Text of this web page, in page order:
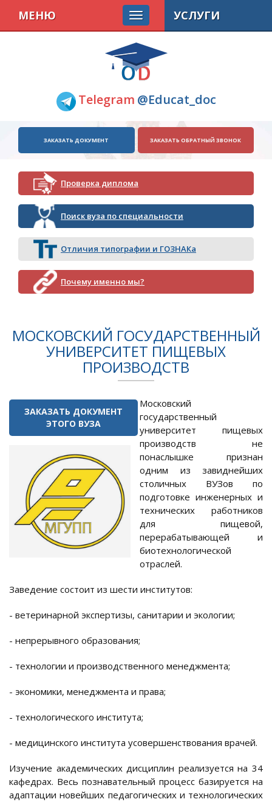
Telegram @Educat_doc
МЕНЮ
ЗАКАЗАТЬ ДОКУМЕНТ ЗАКАЗАТЬ ОБРАТНЫЙ ЗВОНОК
Проверка диплома
Поиск вуза по специальности
Отличия типографии и ГОЗНАКа
Почему именно мы?
УСЛУГИ
МОСКОВСКИЙ ГОСУДАРСТВЕННЫЙ
УНИВЕРСИТЕТ ПИЩЕВЫХ
ПРОИЗВОДСТВ
ЗАКАЗАТЬ ДОКУМЕНТ
ЭТОГО ВУЗА
Московский
государственный
университет пищевых
производств не
понаслышке признан
одним из завиднейших
столичных ВУЗов по
подготовке инженерных и
технических работников
для пищевой,
перерабатывающей и
биотехнологической
отраслей.
Заведение состоит из шести институтов:
- ветеринарной экспертизы, санитарии и экологии;
- непрерывного образования;
- технологии и производственного менеджмента;
- экономики, менеджмента и права;
- технологического института;
- медицинского института усовершенствования врачей.
Изучение академических дисциплин реализуется на 34
кафедрах. Весь познавательный процесс базируется на
адаптации новейших педагогических и технологических